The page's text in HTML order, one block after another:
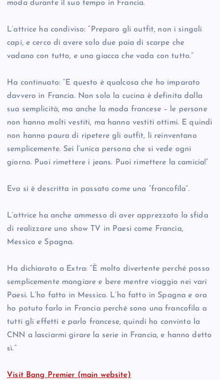
moda durante il suo tempo in Francia.
L’attrice ha condiviso: “Preparo gli outfit, non i singoli
capi, e cerco di avere solo due paia di scarpe che
vadano con tutto, e una giacca che vada con tutto.”
Ha continuato: “E questo è qualcosa che ho imparato
davvero in Francia. Non solo la cucina è definita dalla
sua semplicità, ma anche la moda francese – le persone
non hanno molti vestiti, ma hanno vestiti ottimi. E quindi
non hanno paura di ripetere gli outfit, li reinventano
semplicemente. Sei l’unica persona che si vede ogni
giorno. Puoi rimettere i jeans. Puoi rimettere la camicia!”
Eva si è descritta in passato come una “francofila”.
L’attrice ha anche ammesso di aver apprezzato la sfida
di realizzare uno show TV in Paesi come Francia,
Messico e Spagna.
Ha dichiarato a Extra: “È molto divertente perché posso
semplicemente mangiare e bere mentre viaggio nei vari
Paesi. L’ho fatto in Messico. L’ho fatto in Spagna e ora
ho potuto farlo in Francia perché sono una francofila a
tutti gli effetti e parlo francese, quindi ho convinto la
CNN a lasciarmi girare la serie in Francia, e hanno detto
sì.”
Visit Bang Premier (main website)